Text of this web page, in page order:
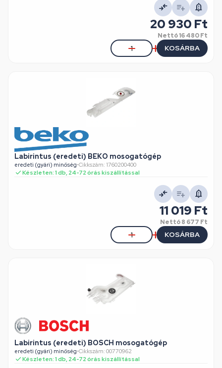
20 930 Ft
Nettó16 480 Ft
KOSÁRBA
Labirintus (eredeti) BEKO mosogatógép
eredeti (gyári) minőség•Cikkszám: 1760200400
Készleten: 1 db, 24-72 órás kiszállítással
11 019 Ft
Nettó8 677 Ft
KOSÁRBA
Labirintus (eredeti) BOSCH mosogatógép
eredeti (gyári) minőség•Cikkszám: 00770962
Készleten: 1 db, 24-72 órás kiszállítással